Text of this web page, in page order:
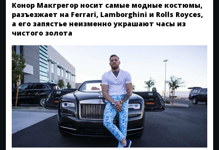
Конор Макгрегор носит самые модные костюмы,
разъезжает на Ferrari, Lamborghini и Rolls Royces,
а его запястье неизменно украшают часы из
чистого золота